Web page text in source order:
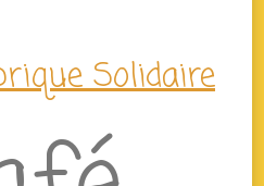
Solidaire